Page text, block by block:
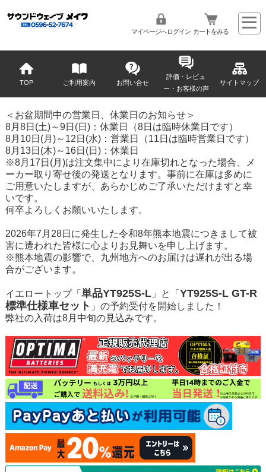
マイページへログイン カートをみる
TOP ご利用案内 お問い合せ
評価・レビュ
ー・お客様の声
サイトマップ
＜お盆期間中の営業日、休業日のお知らせ＞
8月8日(土)～9日(日)：休業日（8日は臨時休業日です）
8月10日(月)～12日(水)：営業日（11日は臨時営業日です）
8月13日(木)～16日(日)：休業日
※8月17日(月)は注文集中により在庫切れとなった場合、メ
ーカー取り寄せ後の発送となります。事前に在庫は多めに
ご用意いたしますが、あらかじめご了承いただけますと幸
いです。
何卒よろしくお願いいたします。
2026年7月28日に発生した令和8年熊本地震につきまして被
害に遭われた皆様に心よりお見舞いを申し上げます。
※熊本地震の影響で、九州地方へのお届けは遅れが出る場
合がございます。
イエロートップ「 単品YT925S-L」と「 YT925S-L GT-R
標準仕様車セット 」の予約受付を開始しました！
弊社の入荷は8月中旬の見込みです。